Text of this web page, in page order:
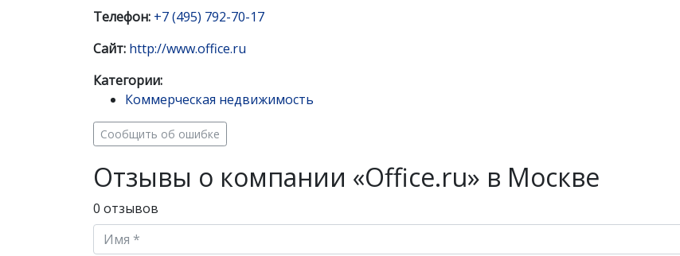
Телефон: +7 (495) 792-70-17
Сайт: http://www.office.ru
Категории:
Коммерческая недвижимость
Сообщить об ошибке
Отзывы о компании «Office.ru» в Москве
0 отзывов